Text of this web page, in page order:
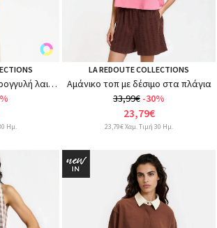
Ριχτό μπλουζάκι με στρογγυλή λαιμόκοψη και μακριά μανίκια
Ημ.
LA REDOUTE COLLECTIONS
Αμάνικο τοπ με δέσιμο στα πλάγια
33,99€ -30%
23,79€
23,79€ Χαμ. Τιμή 30 Ημ.